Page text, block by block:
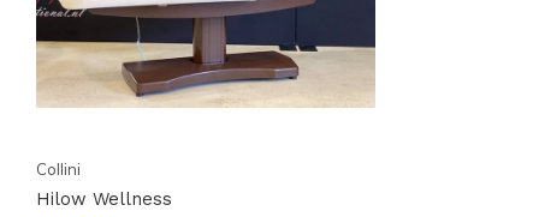
Collini
Hilow Wellness